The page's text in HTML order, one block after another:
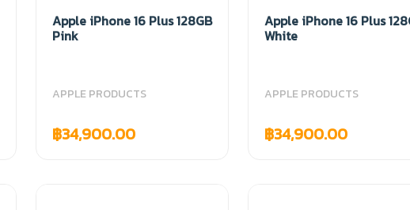
Apple iPhone 16 Plus 128GB
Pink
APPLE PRODUCTS
฿34,900.00
Apple iPhone 16 Plus
White
APPLE PRODUCTS
฿34,900.00